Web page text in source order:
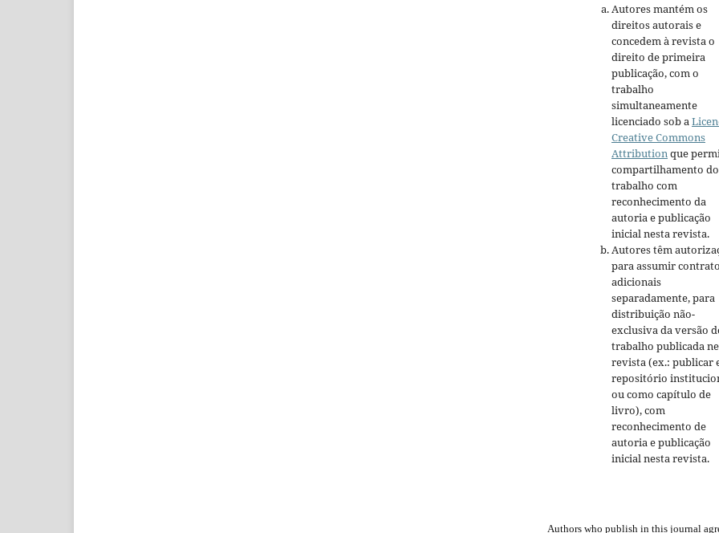
Autores mantém os
direitos autorais e
concedem à revista o
direito de primeira
publicação, com o
trabalho
simultaneamente
licenciado sob a
Creative Commons
Attributionque
compartilhamento do
trabalho com
reconhecimento da
autoria e publicação
inicial nesta revista.
Autores têm
para assumir
adicionais
separadamente, para
distribuição não-
exclusiva da versão
trabalho publicada
revista (ex.: publicar
repositório
ou como capítulo de
livro), com
reconhecimento de
autoria e publicação
inicial nesta revista.
Authors who publish in this journal